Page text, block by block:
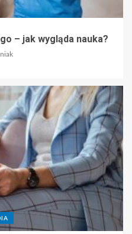
– jak wygląda nauka?